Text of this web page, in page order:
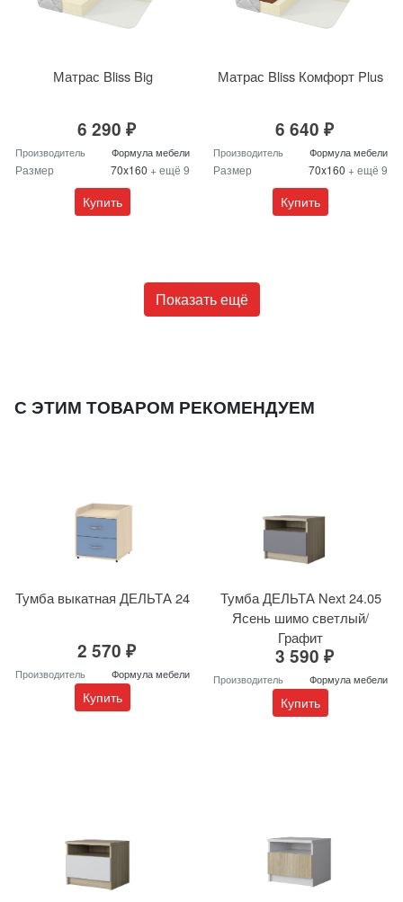
Матрас Bliss Big
6 290 ₽
Производитель Формула мебели
Размер 70x160 + ещё 9
Купить
Матрас Bliss Комфорт Plus
6 640 ₽
Производитель Формула мебели
Размер 70x160 + ещё 9
Купить
Показать ещё
С ЭТИМ ТОВАРОМ РЕКОМЕНДУЕМ
Тумба выкатная ДЕЛЬТА 24
2 570 ₽
Производитель Формула мебели
Купить
Тумба ДЕЛЬТА Next 24.05
Ясень шимо светлый/
Графит
3 590 ₽
Производитель Формула мебели
Купить